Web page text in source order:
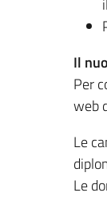
Il
Per
web
Le
Le